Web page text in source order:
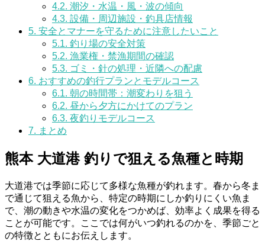
4.2. 潮汐・水温・風・波の傾向
4.3. 設備・周辺施設・釣具店情報
5. 安全とマナーを守るために注意したいこと
5.1. 釣り場の安全対策
5.2. 漁業権・禁漁期間の確認
5.3. ゴミ・針の処理・近隣への配慮
6. おすすめの釣行プランとモデルコース
6.1. 朝の時間帯：潮変わりを狙う
6.2. 昼から夕方にかけてのプラン
6.3. 夜釣りモデルコース
7. まとめ
熊本 大道港 釣りで狙える魚種と時期
大道港では季節に応じて多様な魚種が釣れます。春から冬ま
で通じて狙える魚から、特定の時期にしか釣りにくい魚ま
で、潮の動きや水温の変化をつかめば、効率よく成果を得る
ことが可能です。ここでは何がいつ釣れるのかを、季節ごと
の特徴とともにお伝えします。